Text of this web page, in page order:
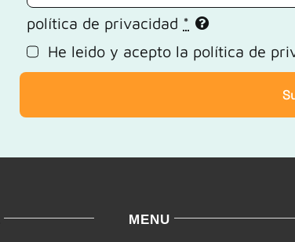
política de privacidad *
He leido y acepto la política de
MENU